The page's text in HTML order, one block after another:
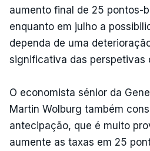
aumento final de 25 pontos-
enquanto em julho a
dependa de uma
significativa das perspetivas
O economista sénior da
Martin Wolburg também
antecipação, que é muito
aumente as taxas em 25